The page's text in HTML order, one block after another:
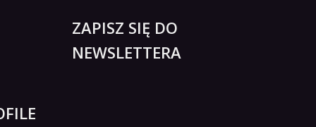
ZAPISZ SIĘ DO
NEWSLETTERA